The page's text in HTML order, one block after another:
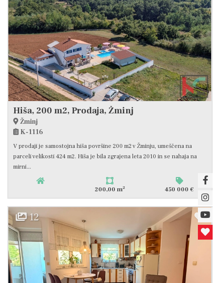
Hiša, 200 m2, Prodaja, Žminj
Žminj
K-1116
V prodaji je samostojna hiša površine 200 m2 v Žminju, umeščena na
parceli velikosti 424 m2. Hiša je bila zgrajena leta 2010 in se nahaja na
mirni...
200,00 m2 450 000 €
12